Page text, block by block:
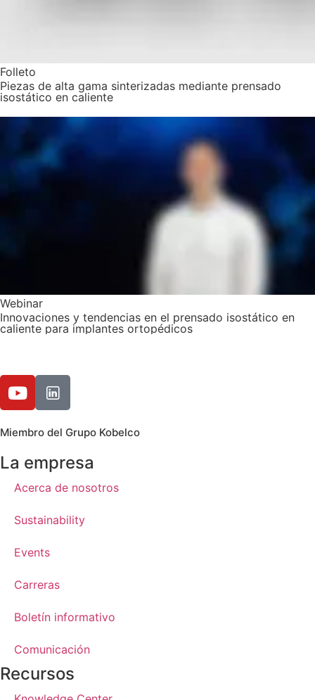
Folleto
Piezas de alta gama sinterizadas mediante prensado
isostático en caliente
Webinar
Innovaciones y tendencias en el prensado isostático en
caliente para implantes ortopédicos
Miembro del Grupo Kobelco
La empresa
Acerca de nosotros
Sustainability
Events
Carreras
Boletín informativo
Comunicación
Recursos